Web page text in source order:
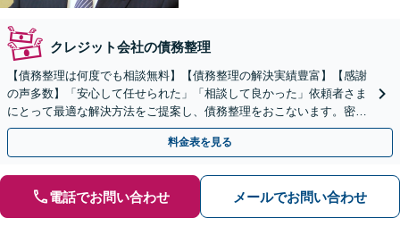
クレジット会社の債務整理
【債務整理は何度でも相談無料】【債務整理の解決実績豊富】【感謝
の声多数】「安心して任せられた」「相談して良かった」依頼者さま
にとって最適な解決方法をご提案し、債務整理をおこないます。密な
コミュニケーション・丁寧なヒアリングがモットーです。
料金表を見る
電話でお問い合わせ メールでお問い合わせ